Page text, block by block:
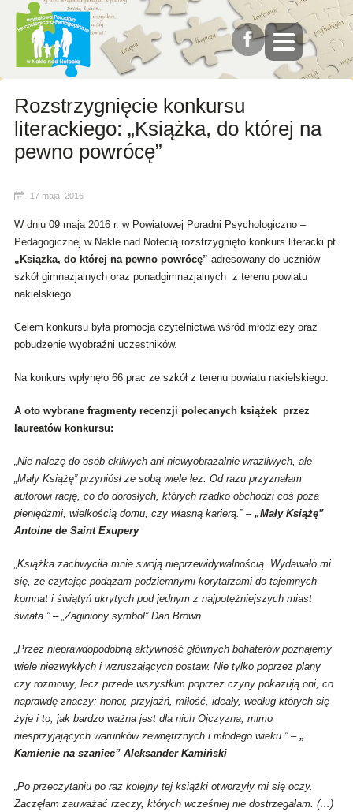
Rozstrzygnięcie konkursu
literackiego: „Książka, do której na
pewno powrócę”
17 maja, 2016
W dniu 09 maja 2016 r. w Powiatowej Poradni Psychologiczno –
Pedagogicznej w Nakle nad Notecią rozstrzygnięto konkurs literacki pt.
„Książka, do której na pewno powrócę” adresowany do uczniów
szkół gimnazjalnych oraz ponadgimnazjalnych z terenu powiatu
nakielskiego.
Celem konkursu była promocja czytelnictwa wśród młodzieży oraz
pobudzenie wyobraźni uczestników.
Na konkurs wpłynęło 66 prac ze szkół z terenu powiatu nakielskiego.
A oto wybrane fragmenty recenzji polecanych książek przez
laureatów konkursu:
„Nie należę do osób ckliwych ani niewyobrażalnie wrażliwych, ale
„Mały Książę” przyniósł ze sobą wiele łez. Od razu przyznałam
autorowi rację, co do dorosłych, których rzadko obchodzi coś poza
pieniędzmi, wielkością domu, czy własną karierą.” – „Mały Książę”
Antoine de Saint Exupery
„Książka zachwyciła mnie swoją nieprzewidywalnością. Wydawało mi
się, że czytając podążam podziemnymi korytarzami do tajemnych
komnat i świątyń ukrytych pod jednym z najpotężniejszych miast
świata.” – „Zaginiony symbol” Dan Brown
„Przez nieprawdopodobną aktywność głównych bohaterów poznajemy
wiele niezwykłych i wzruszających postaw. Nie tylko poprzez plany
czy rozmowy, lecz przede wszystkim poprzez czyny pokazują oni, co
naprawdę znaczy: honor, przyjaźń, miłość, ideały, według których się
żyje i to, jak bardzo ważna jest dla nich Ojczyzna, mimo
niesprzyjających warunków zewnętrznych i młodego wieku.” – „
Kamienie na szaniec” Aleksander Kamiński
„Po przeczytaniu po raz kolejny tej książki otworzyły mi się oczy.
Zaczęłam zauważać rzeczy, których wcześniej nie dostrzegałam. (…)